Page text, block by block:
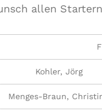
allen
Kohler, Jörg
Menges-Braun,